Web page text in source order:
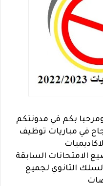
بكم في مدونتكم
في مباريات توظيف
الامتحانات السابقة
دورة دحنبر 2021 السلك الثانوي لجميع